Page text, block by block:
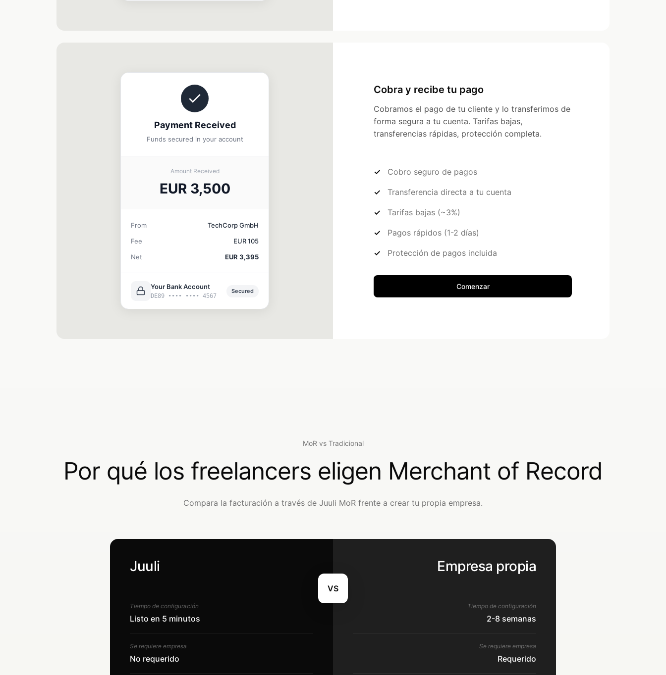
Payment Received
Funds secured in your account
Amount Received
EUR 3,500
From
TechCorp GmbH
Fee
EUR 105
Net
EUR 3,395
Your Bank Account
DE89 •••• •••• 4567
Secured
Cobra y recibe tu pago
Cobramos el pago de tu cliente y lo transferimos de
forma segura a tu cuenta. Tarifas bajas,
transferencias rápidas, protección completa.
Cobro seguro de pagos
Transferencia directa a tu cuenta
Tarifas bajas (~3%)
Pagos rápidos (1-2 días)
Protección de pagos incluida
Comenzar
MoR vs Tradicional
Por qué los freelancers eligen Merchant of Record
Compara la facturación a través de Juuli MoR frente a crear tu propia empresa.
Juuli
Tiempo de configuración
Listo en 5 minutos
Se requiere empresa
No requerido
VS
Empresa propia
Tiempo de configuración
2-8 semanas
Se requiere empresa
Requerido